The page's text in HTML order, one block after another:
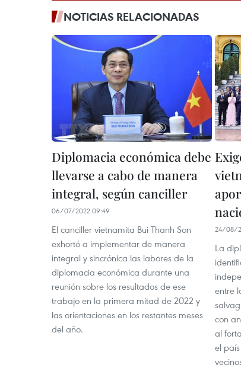
NOTICIAS RELACIONADAS
Diplomacia económica debe
llevarse a cabo de manera
integral, según canciller
06/07/2022 09:49
El canciller vietnamita Bui Thanh Son
exhortó a implementar de manera
integral y sincrónica las labores de la
diplomacia económica durante una
reunión sobre los resultados de ese
trabajo en la primera mitad de 2022 y
las orientaciones en los restantes meses
del año.
24/08/
La
entre
con
al
el